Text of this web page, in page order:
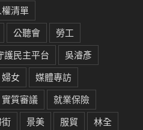
權清單
公聽會
勞工
護民主平台
吳濬彥
婦女
媒體專訪
實質審議
就業保險
景美 服貿
林全